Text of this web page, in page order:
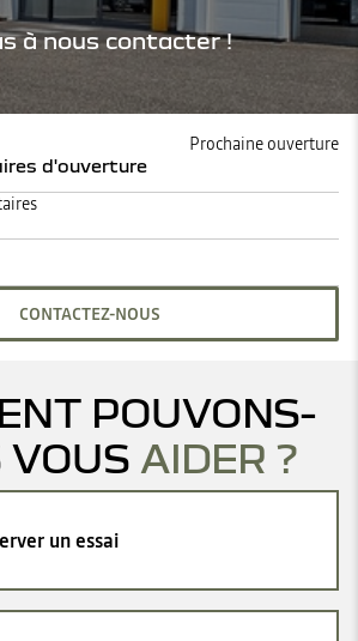
à nous contacter !
Prochaine ouverture
d'ouverture
09:00 - 12:0014:00 - 19:00
CONTACTEZ-NOUS
POUVONS-
VOUS AIDER ?
un essai